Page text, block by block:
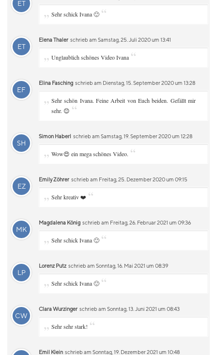
ET
„ Sehr schick Ivana 🙂 “
ET
Elena Thaler schrieb am Samstag, 25. Juli 2020 um 13:41
„ Unglaublich schönes Video Ivana “
EF
Elina Fasching schrieb am Dienstag, 15. September 2020 um 13:28
„ Sehr schön Ivana. Feine Arbeit von Euch beiden. Gefällt mir
sehr. 😊 “
SH
Simon Haberl schrieb am Samstag, 19. September 2020 um 12:28
„ Wow😍 ein mega schönes Video. “
EZ
Emily Zöhrer schrieb am Freitag, 25. Dezember 2020 um 09:15
„ Sehr kreativ ❤️ “
MK
Magdalena König schrieb am Freitag, 26. Februar 2021 um 09:36
„ Sehr schick Ivana 🙂 “
LP
Lorenz Putz schrieb am Sonntag, 16. Mai 2021 um 08:39
„ Sehr schick Ivana 🙂 “
CW
Clara Wurzinger schrieb am Sonntag, 13. Juni 2021 um 08:43
„ Sehr sehr stark! “
Emil Klein schrieb am Sonntag, 19. Dezember 2021 um 10:48